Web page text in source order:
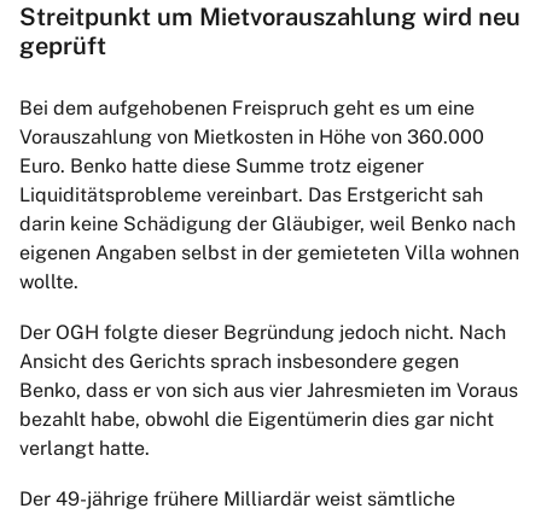
Streitpunkt um Mietvorauszahlung wird neu
geprüft
Bei dem aufgehobenen Freispruch geht es um eine
Vorauszahlung von Mietkosten in Höhe von 360.000
Euro. Benko hatte diese Summe trotz eigener
Liquiditätsprobleme vereinbart. Das Erstgericht sah
darin keine Schädigung der Gläubiger, weil Benko nach
eigenen Angaben selbst in der gemieteten Villa wohnen
wollte.
Der OGH folgte dieser Begründung jedoch nicht. Nach
Ansicht des Gerichts sprach insbesondere gegen
Benko, dass er von sich aus vier Jahresmieten im Voraus
bezahlt habe, obwohl die Eigentümerin dies gar nicht
verlangt hatte.
Der 49-jährige frühere Milliardär weist sämtliche